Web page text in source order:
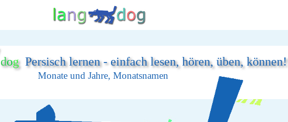
dogPersisch lernen - einfach lesen, hören, üben, können!
Monate und Jahre, Monatsnamen